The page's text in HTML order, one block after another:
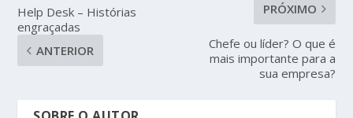
Help Desk – Histórias
engraçadas
ANTERIOR
PRÓXIMO
Chefe ou líder? O que é
mais importante para a
sua empresa?